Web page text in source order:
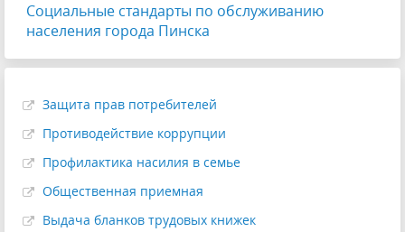
Социальные стандарты по обслуживанию
населения города Пинска
Защита прав потребителей
Противодействие коррупции
Профилактика насилия в семье
Общественная приемная
Выдача бланков трудовых книжек